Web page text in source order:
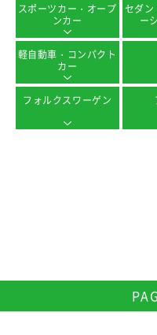
スポーツカー・オープ
ンカー
セダン
ー
軽自動車・コンパクト
カー
フォルクスワーゲン